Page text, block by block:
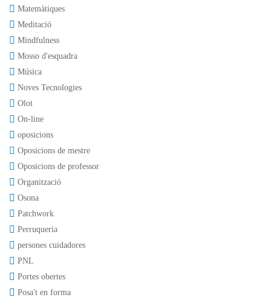
Matemàtiques
Meditació
Mindfulness
Mosso d'esquadra
Música
Noves Tecnologies
Olot
On-line
oposicions
Oposicions de mestre
Oposicions de professor
Organització
Osona
Patchwork
Perruqueria
persones cuidadores
PNL
Portes obertes
Posa't en forma